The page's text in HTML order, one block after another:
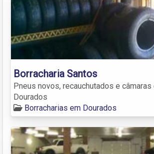
Borracharia Santos
Pneus novos, recauchutados e câmaras
Dourados
Borracharias em Dourados